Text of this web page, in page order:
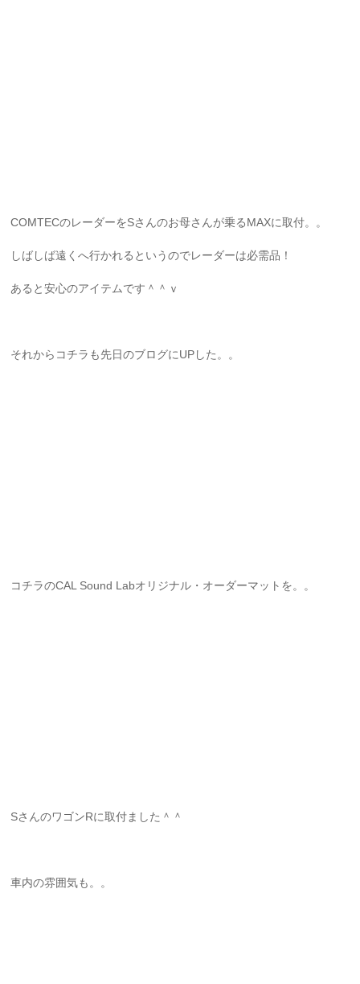
COMTECのレーダーをSさんのお母さんが乗るMAXに取付。。
しばしば遠くへ行かれるというのでレーダーは必需品！
あると安心のアイテムです＾＾ｖ
それからコチラも先日のブログにUPした。。
コチラのCAL Sound Labオリジナル・オーダーマットを。。
SさんのワゴンRに取付ました＾＾
車内の雰囲気も。。